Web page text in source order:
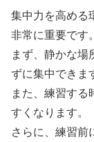
集中力を高める
非常に重要です。
まず、静かな場
ずに集中できま
また、練習する
すくなります。
さらに、練習前